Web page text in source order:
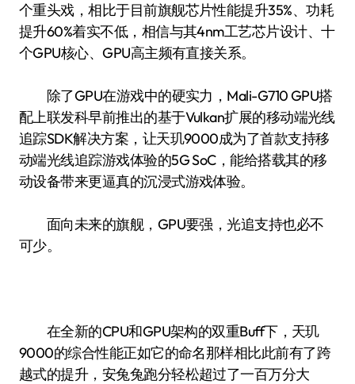
个重头戏，相比于目前旗舰芯片性能提升35%、功耗
提升60%着实不低，相信与其4nm工艺芯片设计、十
个GPU核心、GPU高主频有直接关系。
除了GPU在游戏中的硬实力，Mali-G710 GPU搭
配上联发科早前推出的基于Vulkan扩展的移动端光线
追踪SDK解决方案，让天玑9000成为了首款支持移
动端光线追踪游戏体验的5G SoC，能给搭载其的移
动设备带来更逼真的沉浸式游戏体验。
面向未来的旗舰，GPU要强，光追支持也必不
可少。
在全新的CPU和GPU架构的双重Buff下，天玑
9000的综合性能正如它的命名那样相比此前有了跨
越式的提升，安兔兔跑分轻松超过了一百万分大